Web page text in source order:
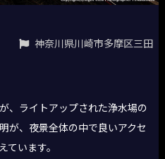
神奈川県川崎市多摩区三田
、ライトアップされた浄水場の
が、夜景全体の中で良いアクセ
ています。